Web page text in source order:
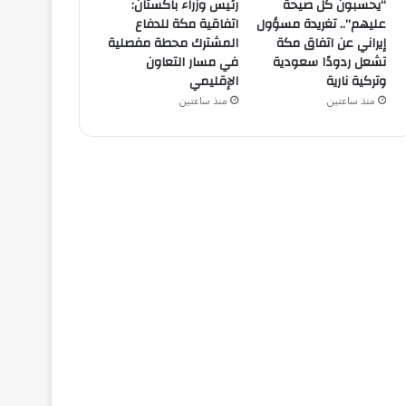
“يحسبون كل صيحة
عليهم”.. تغريدة مسؤول
إيراني عن اتفاق مكة
تشعل ردودًا سعودية
وتركية نارية
منذ ساعتين
رئيس وزراء باكستان:
اتفاقية مكة للدفاع
المشترك محطة مفصلية
في مسار التعاون
الإقليمي
منذ ساعتين